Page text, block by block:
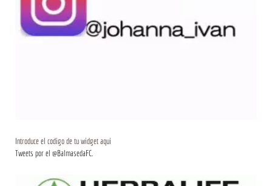
Introduce el codigo de tu widget aqui
Tweets por el @BalmasedaFC.